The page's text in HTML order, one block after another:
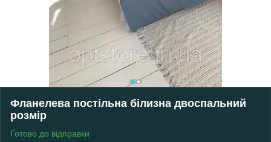
Фланелева постільна білизна двоспальний
розмір
Готово до відправки